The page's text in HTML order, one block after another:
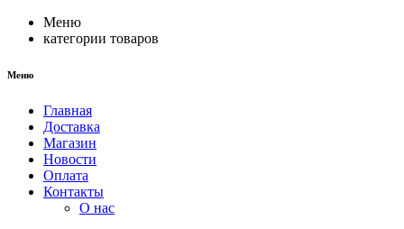
Меню
категории товаров
Меню
Главная
Доставка
Магазин
Новости
Оплата
Контакты
О нас